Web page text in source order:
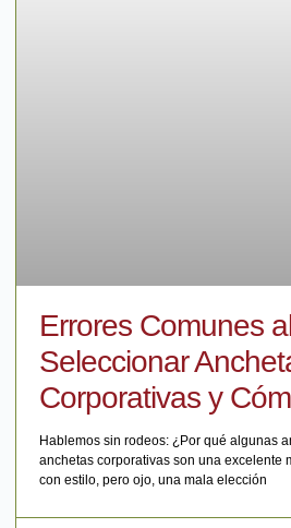
Errores Comunes
Seleccionar
Corporativas y
Hablemos sin rodeos: ¿Por qué algunas
anchetas corporativas son una excelente
con estilo, pero ojo, una mala elección